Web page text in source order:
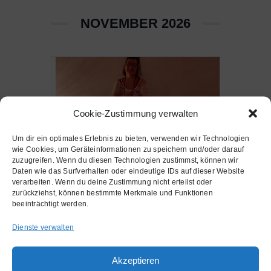
Cookie-Zustimmung verwalten
Um dir ein optimales Erlebnis zu bieten, verwenden wir Technologien
wie Cookies, um Geräteinformationen zu speichern und/oder darauf
zuzugreifen. Wenn du diesen Technologien zustimmst, können wir
Daten wie das Surfverhalten oder eindeutige IDs auf dieser Website
verarbeiten. Wenn du deine Zustimmung nicht erteilst oder
zurückziehst, können bestimmte Merkmale und Funktionen
beeinträchtigt werden.
Dienste verwalten
Akzeptieren
NOVEMBER 2026
Wir feiern Diwali